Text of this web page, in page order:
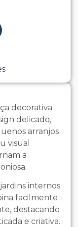
decorativa
delicado,
arranjos
visual
a
internos
facilmente
destacando
e criativa.